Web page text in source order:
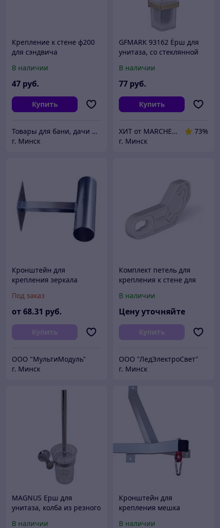
Крепление к стене ф200
для сэндвича
В наличии
47 руб.
Купить
Товары для бани, дачи и загородного дома "Древомаркет"
г. Минск
GFMARK 93162 Ёрш для
унитаза, со стеклянной
стене из нержавеющей
стали, с квадратным
В наличии
77 руб.
Купить
ХИТ от MARCHENKO
73%
г. Минск
Кронштейн для
крепления зеркала
d1000, d1200
Под заказ
от68.31 руб.
Купить
ООО "МультиМодуль"
г. Минск
Комплект петель для
крепления к стене для
150х100 до 380х300)
В наличии
Цену уточняйте
Купить
ООО "ЛедЭлектроСвет"
г. Минск
MAGNUS Ерш для
унитаза, колба из резного
В наличии
Кронштейн для
крепления мешка
В наличии